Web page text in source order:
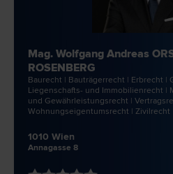
Mag. Wolfgang Andreas
ROSENBERG
Bau­recht | Bauträger­recht | Erb­recht |
Liegenschafts- und Immobilien­recht |
und Gewährleistungs­recht |
Wohnungseigentums­recht | Zivil­recht
1010 Wien
Annagasse 8